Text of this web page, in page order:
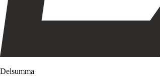
Delsumma